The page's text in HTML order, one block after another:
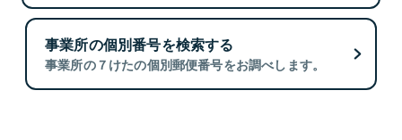
事業所の個別番号を検索する
事業所の７けたの個別郵便番号をお調べします。